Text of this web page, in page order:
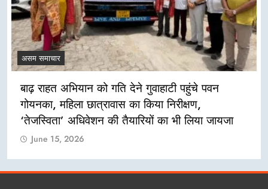
असम समाचार
बाढ़ राहत अभियान को गति देने गुवाहाटी पहुंचे पवन
गोयनका, महिला छात्रावास का किया निरीक्षण,
‘तेजस्विता’ अधिवेशन की तैयारियों का भी लिया जायजा
June 15, 2026